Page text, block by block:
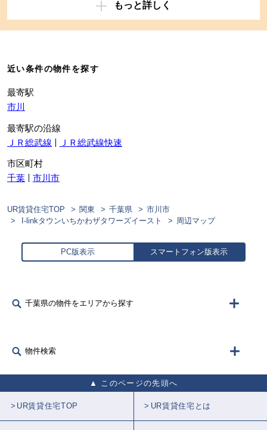
もっと詳しく
近い条件の物件を探す
最寄駅
市川
最寄駅の沿線
ＪＲ総武線
ＪＲ総武線快速
市区町村
千葉
市川市
UR賃貸住宅TOP 関東 千葉県
市川市
I-linkタウンいちかわザタワーズイースト
周辺マップ
PC版表示 スマートフォン版表示
千葉県の物件をエリアから探す
物件検索
このページの先頭へ
UR賃貸住宅TOP UR賃貸住宅とは